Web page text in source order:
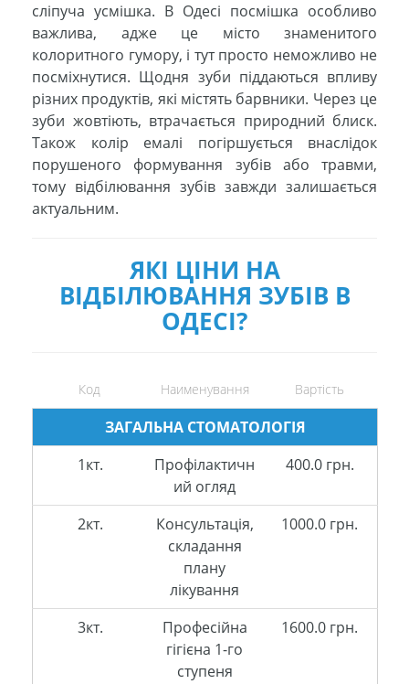
сліпуча усмішка. В Одесі посмішка особливо
важлива, адже це місто знаменитого
колоритного гумору, і тут просто неможливо не
посміхнутися. Щодня зуби піддаються впливу
різних продуктів, які містять барвники. Через це
зуби жовтіють, втрачається природний блиск.
Також колір емалі погіршується внаслідок
порушеного формування зубів або травми,
тому відбілювання зубів завжди залишається
актуальним.
ЯКІ ЦІНИ НА
ВІДБІЛЮВАННЯ ЗУБІВ В
ОДЕСІ?
Код Наименування Вартість
ЗАГАЛЬНА СТОМАТОЛОГІЯ
1кт.
Профілактичн
ий огляд
400.0 грн.
2кт.
Консультація,
складання
плану
лікування
1000.0 грн.
3кт.
Професійна
гігієна 1-го
ступеня
1600.0 грн.